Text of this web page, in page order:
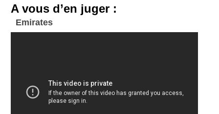
A vous d’en juger :
Emirates